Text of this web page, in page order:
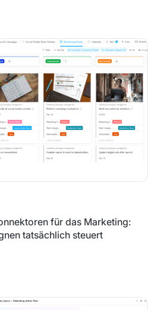
für das Marketing:
tatsächlich steuert